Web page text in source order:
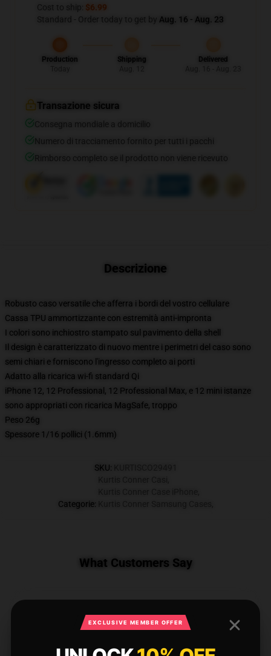
Cost to ship: $6.99
Standard - Order today to get by Aug. 16 - Aug. 23
Production
Shipping
Delivered
Transazione sicura
Consegna mondiale a domicilio
Numero di tracciamento fornito per tutti i pacchi
Rimborso completo se il prodotto non viene ricevuto
Descrizione
Robusto caso versatile che afferra i bordi del vostro cellulare
Cassa TPU ammortizzante con estremità anti-impronta
I colori sono inchiostro stampato sul pavimento della shell
Il design è caratterizzato di nuovo mentre i perimetri del caso sono
semi chiari e forniscono l'ingresso completo ai porti
Adatto alla ricarica wi-fi standard Qi
iPhone 12, 12 Professional, 12 Professional Max, e 12 mini istanze
sono appropriati con ricarica MagSafe, troppo
Peso 26g
Spessore 1/16 pollici (1.6mm)
SKU:
Categorie:
What Customers Say
1 reviews for Kurtis Conner Cases,
Kurtis Conner iPhone Cases, Kurtis
Conner Samsung Cases - Kurtis Conner
EXCLUSIVE MEMBER OFFER